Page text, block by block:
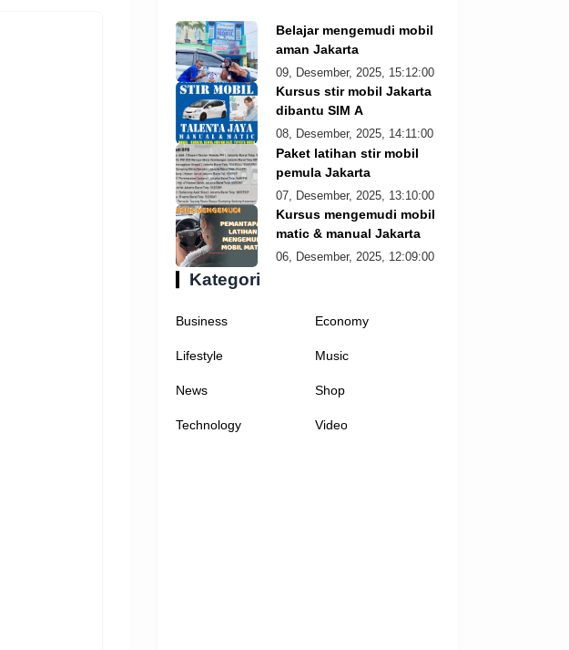
Belajar mengemudi mobil
aman Jakarta
09, Desember, 2025, 15:12:00
Kursus stir mobil Jakarta
dibantu SIM A
08, Desember, 2025, 14:11:00
Paket latihan stir mobil
pemula Jakarta
07, Desember, 2025, 13:10:00
Kursus mengemudi mobil
matic & manual Jakarta
06, Desember, 2025, 12:09:00
Kategori
Business Economy
Lifestyle Music
News Shop
Technology Video